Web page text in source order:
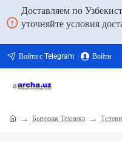
Доставляем по
уточняйте условия
Войти с Telegram Войти
Бытовая Техника